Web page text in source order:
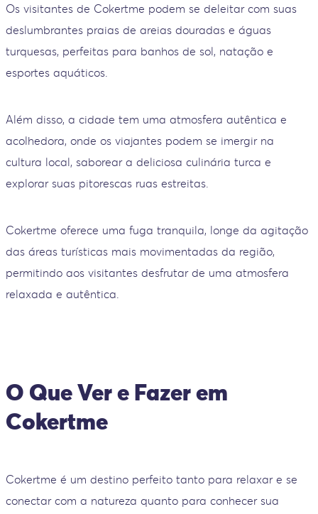
Os visitantes de Cokertme podem se deleitar com suas
deslumbrantes praias de areias douradas e águas
turquesas, perfeitas para banhos de sol, natação e
esportes aquáticos.
Além disso, a cidade tem uma atmosfera autêntica e
acolhedora, onde os viajantes podem se imergir na
cultura local, saborear a deliciosa culinária turca e
explorar suas pitorescas ruas estreitas.
Cokertme oferece uma fuga tranquila, longe da agitação
das áreas turísticas mais movimentadas da região,
permitindo aos visitantes desfrutar de uma atmosfera
relaxada e autêntica.
O Que Ver e Fazer em
Cokertme
Cokertme é um destino perfeito tanto para relaxar e se
conectar com a natureza quanto para conhecer sua